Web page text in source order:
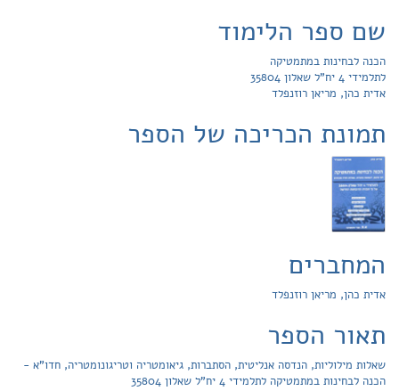
שם ספר הלימוד
הכנה לבחינות במתמטיקה
לתלמידי 4 יח"ל שאלון 35804
אדית כהן, מריאן רוזנפלד
תמונת הכריכה של הספר
המחברים
אדית כהן, מריאן רוזנפלד
תאור הספר
שאלות מילוליות, הנדסה אנליטית, הסתברות, גיאומטריה וטריגונומטריה, חדו"א -
הכנה לבחינות במתמטיקה לתלמידי 4 יח"ל שאלון 35804